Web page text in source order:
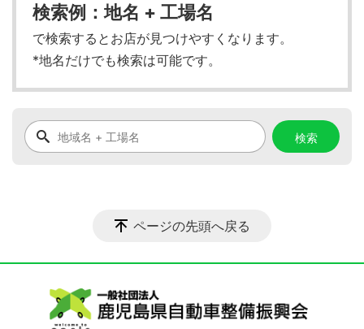
検索例：地名 + 工場名
で検索するとお店が見つけやすくなります。
*地名だけでも検索は可能です。
ページの先頭へ戻る